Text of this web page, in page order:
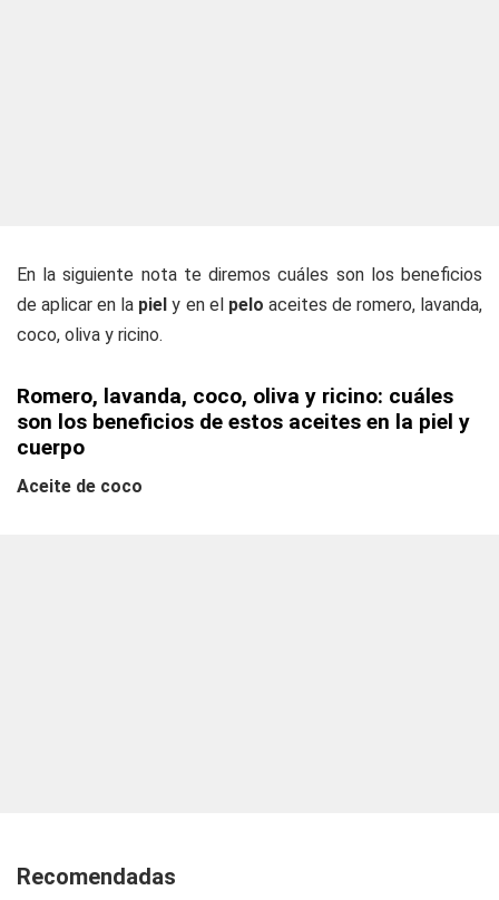
En la siguiente nota te diremos cuáles son los beneficios
de aplicar en la piely en el pelo aceites de romero, lavanda,
coco, oliva y ricino.
Romero, lavanda, coco, oliva y ricino: cuáles
son los beneficios de estos aceites en la piel y
cuerpo
Aceite de coco
Recomendadas